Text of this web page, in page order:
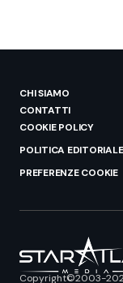
CHI SIAMO
CONTATTI
COOKIE POLICY
POLITICA
PREFERENZE COOKIE
Copyright©2003-2026